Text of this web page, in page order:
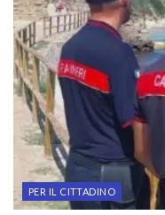
PER IL CITTADINO